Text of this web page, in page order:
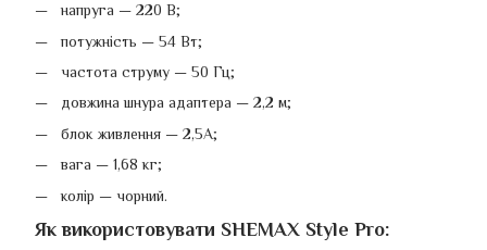
напруга — 220 В;
потужність — 54 Вт;
частота струму — 50 Гц;
довжина шнура адаптера — 2,2 м;
блок живлення — 2,5А;
вага — 1,68 кг;
колір — чорний.
Як використовувати SHEMAX Style Pro: